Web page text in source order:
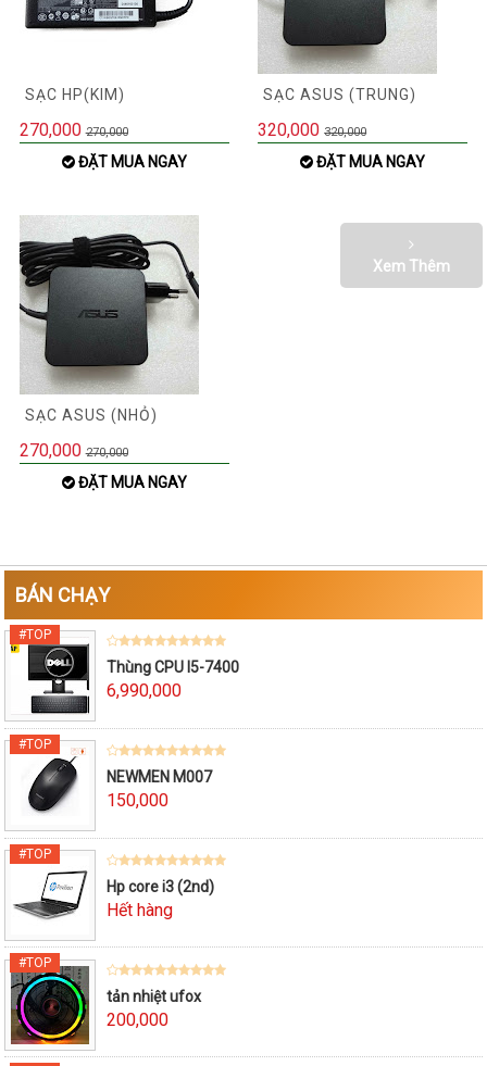
SẠC HP(KIM)
270,000 270,000
ĐẶT MUA NGAY
SẠC ASUS (TRUNG)
320,000 320,000
ĐẶT MUA NGAY
SẠC ASUS (NHỎ)
270,000 270,000
ĐẶT MUA NGAY
Xem Thêm
BÁN CHẠY
Thùng CPU I5-7400
6,990,000
NEWMEN M007
150,000
Hp core i3 (2nd)
Hết hàng
tản nhiệt ufox
200,000